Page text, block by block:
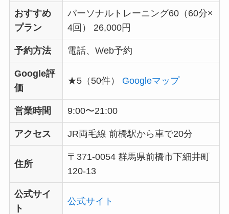
おすすめ
プラン
パーソナルトレーニング60（60分×
4回） 26,000円
予約方法 電話、Web予約
Google評
価
★5（50件） Googleマップ
営業時間 9:00〜21:00
アクセス JR両毛線 前橋駅から車で20分
住所
〒371-0054 群馬県前橋市下細井町
120-13
公式サイ
ト
公式サイト